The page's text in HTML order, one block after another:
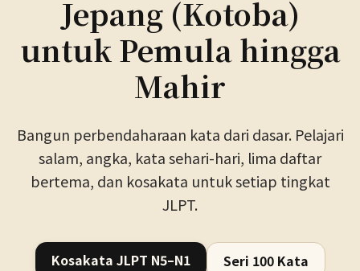
Jepang (Kotoba)
untuk Pemula hingga
Mahir
Bangun perbendaharaan kata dari dasar. Pelajari
salam, angka, kata sehari-hari, lima daftar
bertema, dan kosakata untuk setiap tingkat
JLPT.
Kosakata JLPT N5–N1
Seri 100 Kata